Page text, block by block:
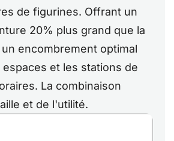
de figurines. Offrant un
20% plus grand que la
encombrement optimal
et les stations de
La combinaison
et de l'utilité.